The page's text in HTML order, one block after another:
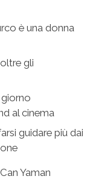
è una donna
gli
al cinema
guidare più dai
Yaman